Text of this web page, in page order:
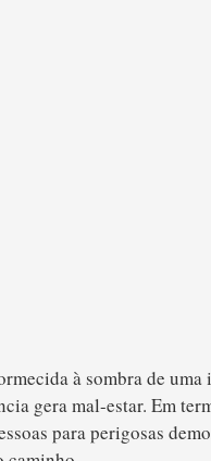
à sombra de
gera mal-estar. Em
para perigosas